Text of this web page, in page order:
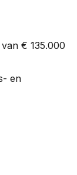
€ 135.000
en